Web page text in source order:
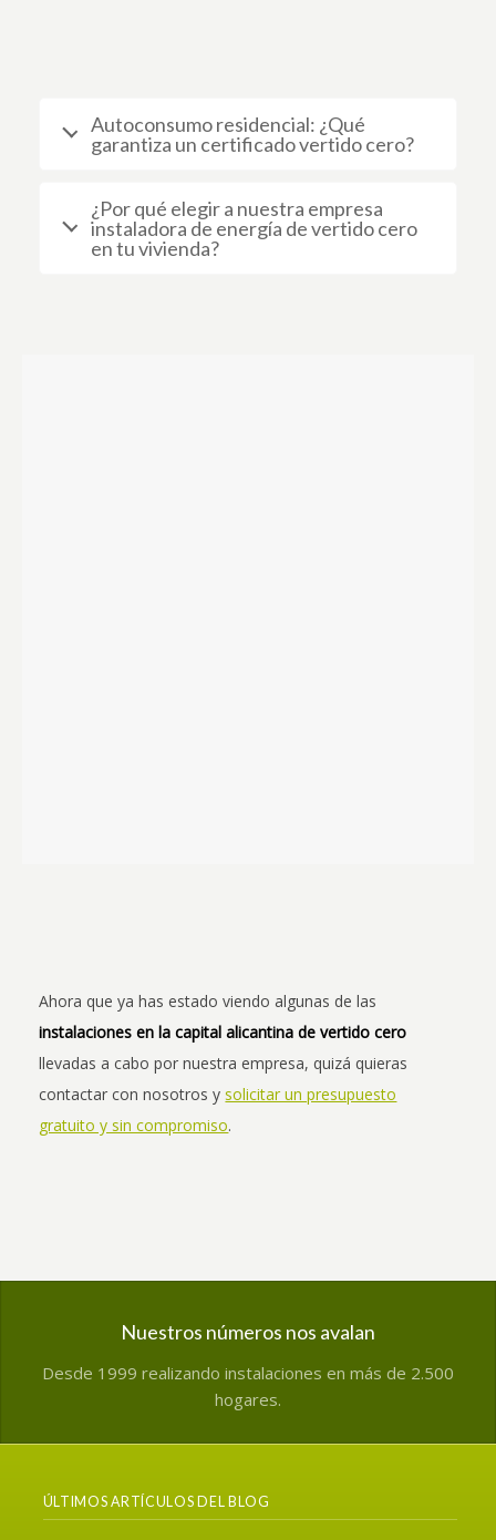
Autoconsumo residencial: ¿Qué
garantiza un certificado vertido cero?
¿Por qué elegir a nuestra empresa
instaladora de energía de vertido cero
en tu vivienda?
Ahora que ya has estado viendo algunas de las
instalaciones en la capital alicantina de vertido cero
llevadas a cabo por nuestra empresa, quizá quieras
contactar con nosotros ysolicitar un presupuesto
gratuito y sin compromiso.
Nuestros números nos avalan
Desde 1999 realizando instalaciones en más de 2.500
hogares.
ÚLTIMOS ARTÍCULOS DEL BLOG